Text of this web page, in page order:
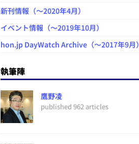
新刊情報（～2020年4月）
イベント情報（～2019年10月）
hon.jp DayWatch Archive（～2017年9月）
執筆陣
鷹野凌
published 962 articles